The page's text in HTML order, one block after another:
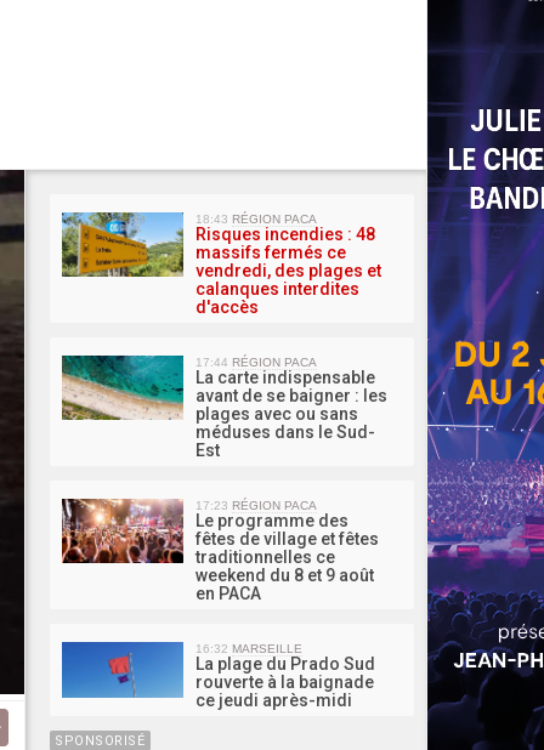
MA
18:43 RÉGION PACA
Risques incendies : 48
massifs fermés ce
vendredi, des plages et
calanques interdites
d'accès
17:44 RÉGION PACA
La carte indispensable
avant de se baigner : les
plages avec ou sans
méduses dans le Sud-
Est
17:23 RÉGION PACA
Le programme des
fêtes de village et fêtes
traditionnelles ce
weekend du 8 et 9 août
en PACA
16:32 MARSEILLE
La plage du Prado Sud
rouverte à la baignade
ce jeudi après-midi
SPONSORISÉ